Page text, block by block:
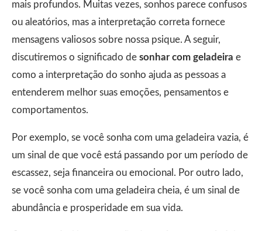
mais profundos. Muitas vezes, sonhos parece confusos
ou aleatórios, mas a interpretação correta fornece
mensagens valiosos sobre nossa psique. A seguir,
discutiremos o significado de sonhar com geladeira e
como a interpretação do sonho ajuda as pessoas a
entenderem melhor suas emoções, pensamentos e
comportamentos.
Por exemplo, se você sonha com uma geladeira vazia, é
um sinal de que você está passando por um período de
escassez, seja financeira ou emocional. Por outro lado,
se você sonha com uma geladeira cheia, é um sinal de
abundância e prosperidade em sua vida.